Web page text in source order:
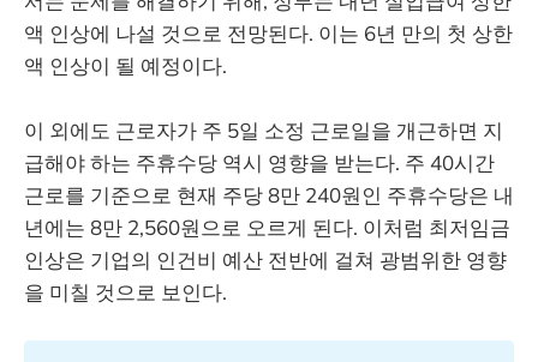
액 인상에 나설 것으로 전망된다. 이는 6년 만의 첫 상한
액 인상이 될 예정이다.
이 외에도 근로자가 주 5일 소정 근로일을 개근하면 지
급해야 하는 주휴수당 역시 영향을 받는다. 주 40시간
근로를 기준으로 현재 주당 8만 240원인 주휴수당은 내
년에는 8만 2,560원으로 오르게 된다. 이처럼 최저임금
인상은 기업의 인건비 예산 전반에 걸쳐 광범위한 영향
을 미칠 것으로 보인다.